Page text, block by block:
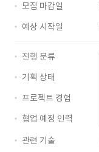
모집 마감일
예상 시작일
진행 분류
기획 상태
프로젝트 경험
협업 예정 인력
관련 기술